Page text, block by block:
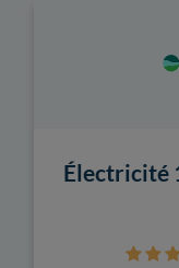
Électricité